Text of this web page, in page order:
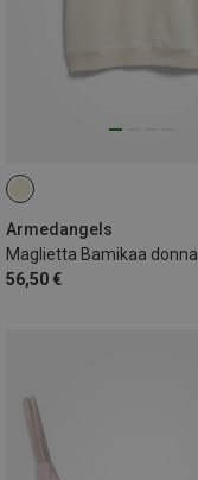
Armedangels
Maglietta Bamikaa donna
56,50 €
S